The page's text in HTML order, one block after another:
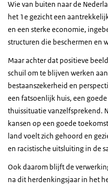
Wie van buiten naar de
het 1e gezicht een
en een sterke economie,
structuren die beschermen en
Maar achter dat positieve
schuil om te blijven werken
bestaanszekerheid en
een fatsoenlijk huis, een
thuissituatie vanzelfsprekend.
kansen op een goede
land voelt zich gehoord en
en racistische uitsluiting in de
Ook daarom blijft de
na dit herdenkingsjaar in het